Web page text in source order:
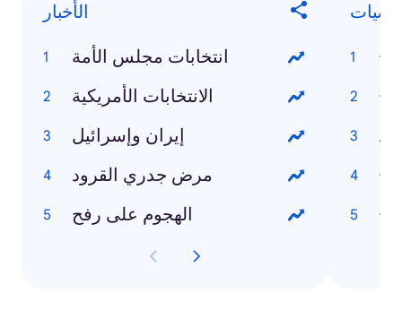
الأخبار
انتخابات مجلس الأمة
الانتخابات الأمريكية
إيران وإسرائيل
مرض جدري القرود
الهجوم على رفح